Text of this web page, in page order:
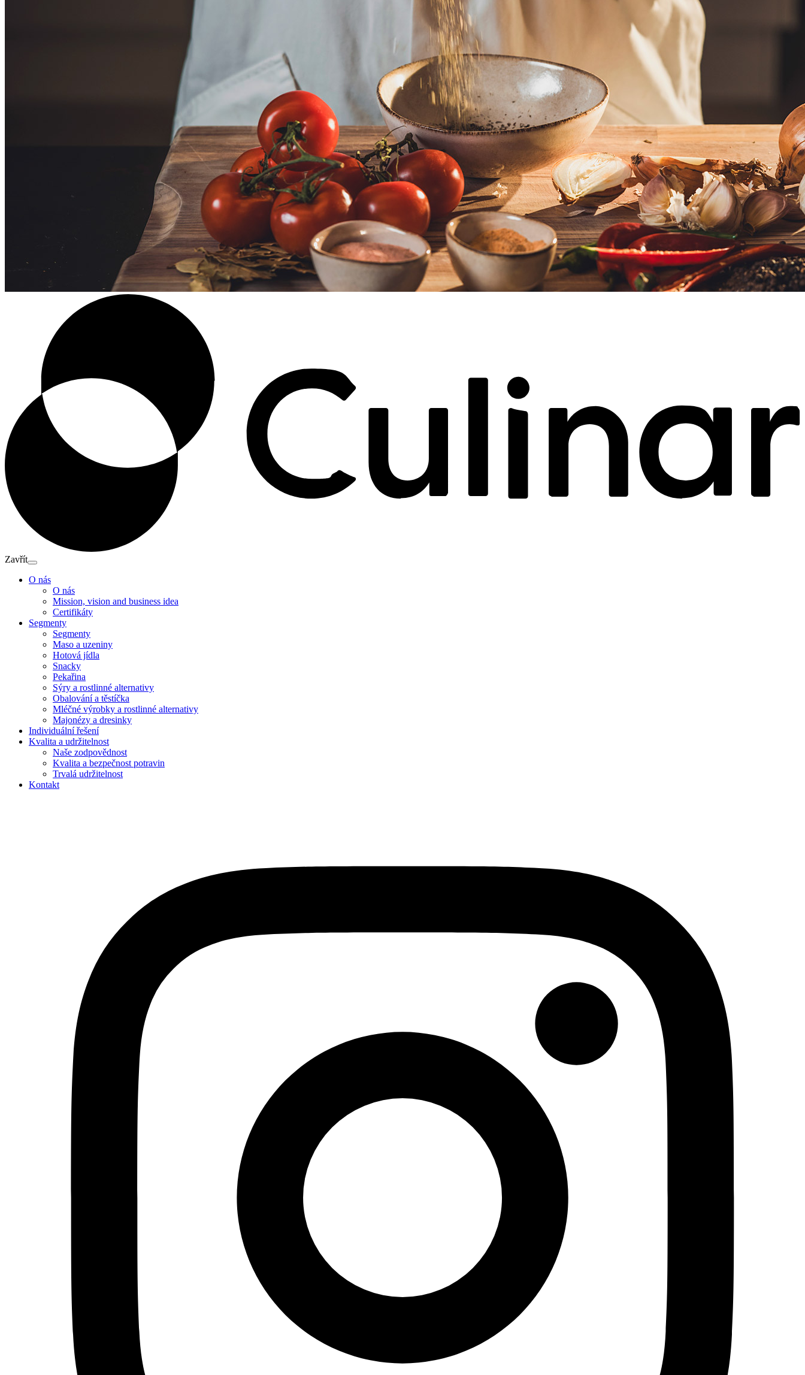
Zavřít​
O nás
O nás
Mission, vision and business idea
Certifikáty
Segmenty
Segmenty
Maso a uzeniny
Hotová jídla
Snacky
Pekařina
Sýry a rostlinné alternativy
Obalování a těstíčka
Mléčné výrobky a rostlinné alternativy
Majonézy a dresinky
Individuální řešení
Kvalita a udržitelnost
Naše zodpovědnost
Kvalita a bezpečnost potravin
Trvalá udržitelnost
Kontakt